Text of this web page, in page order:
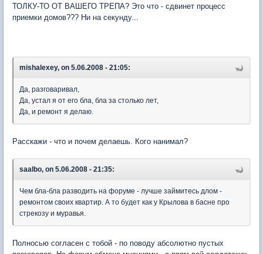
ТОЛКУ-ТО ОТ ВАШЕГО ТРЕПА? Это что - сдвинет процесс
приемки домов??? Ни на секунду...
mishalexey, on 5.06.2008 - 21:05:
Да, разговаривал,
Да, устал я от его бла, бла за столько лет,
Да, и ремонт я делаю.
Расскажи - что и почем делаешь. Кого нанимал?
saalbo, on 5.06.2008 - 21:35:
Чем бла-бла разводить на форуме - лучше займитесь длом -
ремонтом своих квартир. А то будет как у Крылова в басне про
стрекозу и муравья.
Полносью согласен с тобой - по поводу абсолютно пустых